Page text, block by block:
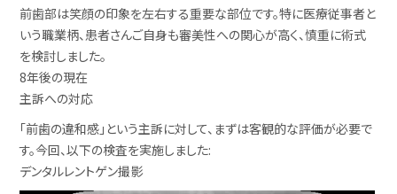
前歯部は笑顔の印象を左右する重要な部位です。特に医療従事者と
いう職業柄、患者さんご自身も審美性への関心が高く、慎重に術式
を検討しました。
8年後の現在
主訴への対応
「前歯の違和感」という主訴に対して、まずは客観的な評価が必要で
す。今回、以下の検査を実施しました:
デンタルレントゲン撮影